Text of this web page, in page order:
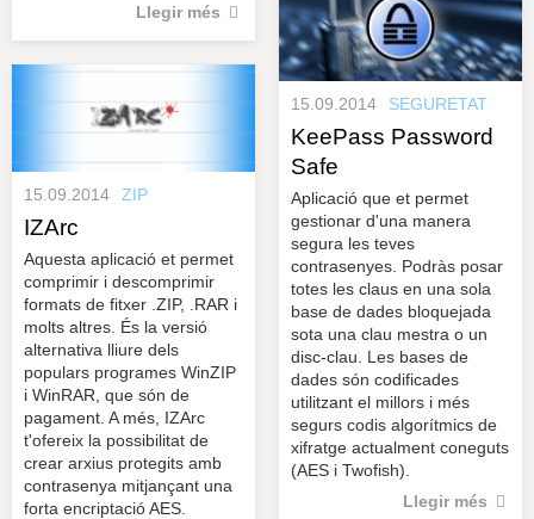
Llegir més
15.09.2014 SEGURETAT
KeePass Password
Safe
Aplicació que et permet
gestionar d'una manera
segura les teves
contrasenyes. Podràs posar
totes les claus en una sola
base de dades bloquejada
sota una clau mestra o un
disc-clau. Les bases de
dades són codificades
utilitzant el millors i més
segurs codis algorítmics de
xifratge actualment coneguts
(AES i Twofish).
Llegir més
15.09.2014 ZIP
IZArc
Aquesta aplicació et permet
comprimir i descomprimir
formats de fitxer .ZIP, .RAR i
molts altres. És la versió
alternativa lliure dels
populars programes WinZIP
i WinRAR, que són de
pagament. A més, IZArc
t'ofereix la possibilitat de
crear arxius protegits amb
contrasenya mitjançant una
forta encriptació AES.